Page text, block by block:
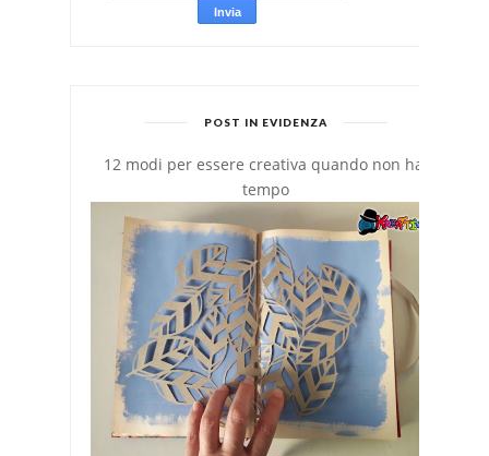
POST IN EVIDENZA
12 modi per essere creativa quando non hai
tempo